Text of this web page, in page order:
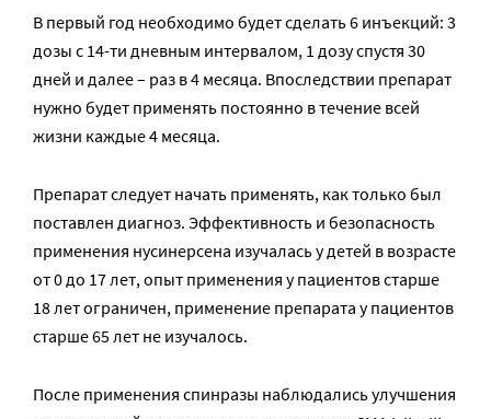
В первый год необходимо будет сделать 6 инъекций: 3
дозы с 14-ти дневным интервалом, 1 дозу спустя 30
дней и далее – раз в 4 месяца. Впоследствии препарат
нужно будет применять постоянно в течение всей
жизни каждые 4 месяца.
Препарат следует начать применять, как только был
поставлен диагноз. Эффективность и безопасность
применения нусинерсена изучалась у детей в возрасте
от 0 до 17 лет, опыт применения у пациентов старше
18 лет ограничен, применение препарата у пациентов
старше 65 лет не изучалось.
После применения спинразы наблюдались улучшения